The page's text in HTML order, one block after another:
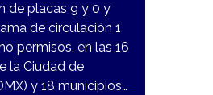
de placas 9 y 0 y
de circulación 1
permisos, en las 16
la Ciudad de
y 18 municipios…